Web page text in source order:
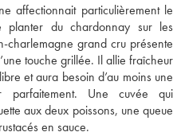
affectionnait particulièrement le
du chardonnay sur les
charlemagne grand cru présente
touche grillée. Il allie fraîcheur
et aura besoin d’au moins une
parfaitement. Une cuvée qui
aux deux poissons, une queue
en sauce.